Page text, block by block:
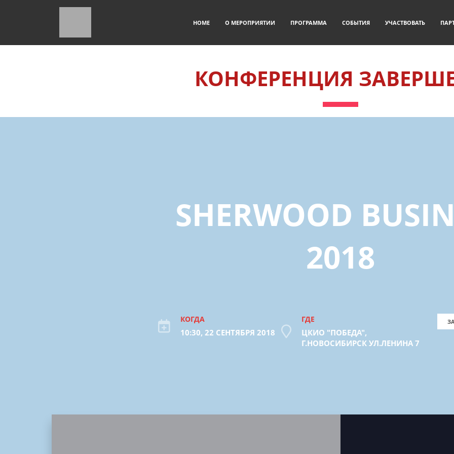
HOME О МЕРОПРИЯТИИ ПРОГРАММА СОБЫТИЯ УЧАСТВОВАТЬ
КОНФЕРЕНЦИЯ
SHERWOOD
2018
КОГДА
10:30, 22 СЕНТЯБРЯ 2018
ГДЕ
ЦКИО "ПОБЕДА",
Г.НОВОСИБИРСК УЛ.ЛЕНИНА 7